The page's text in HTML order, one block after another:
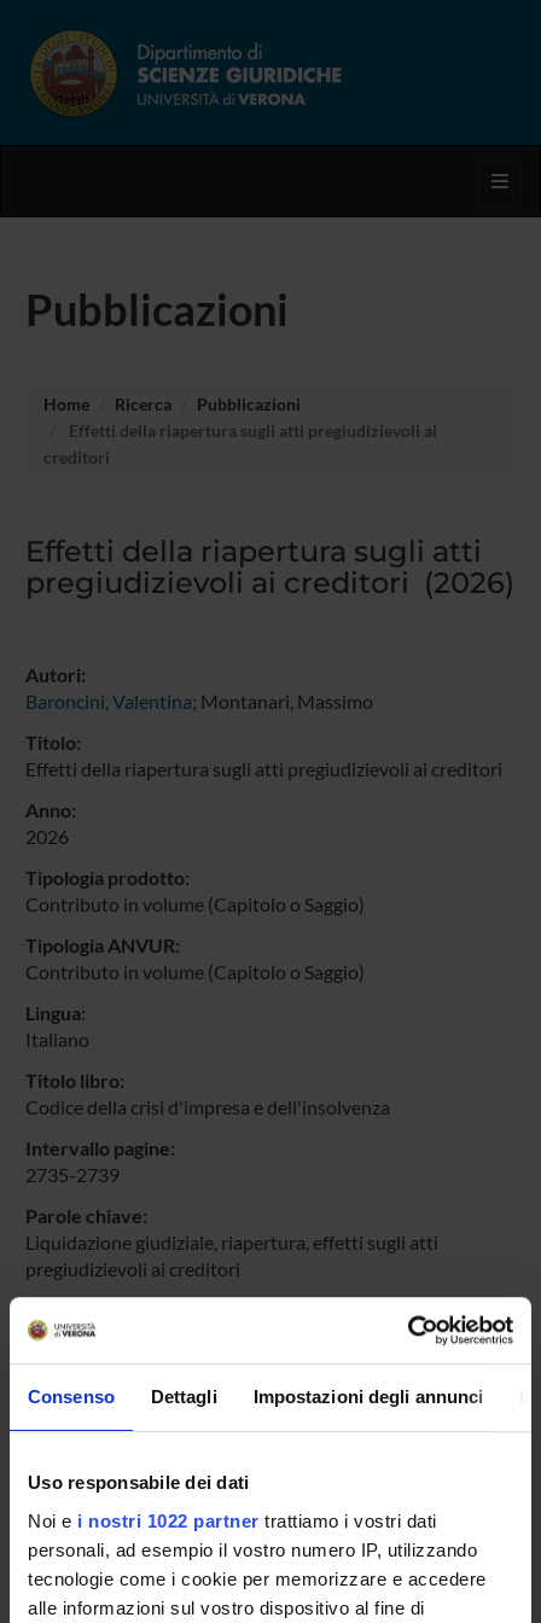
Consenso Dettagli Impostazioni degli annunci
Uso responsabile dei dati
Noi e i nostri 1022 partner trattiamo i vostri dati
personali, ad esempio il vostro numero IP, utilizzando
tecnologie come i cookie per memorizzare e accedere
alle informazioni sul vostro dispositivo al fine di
Pubblicazioni
Home Ricerca
Pubblicazioni
Effetti della riapertura sugli atti pregiudizievoli ai
creditori
Effetti della riapertura sugli atti
pregiudizievoli ai creditori (2026)
Autori:
Baroncini, Valentina; Montanari, Massimo
Titolo:
Effetti della riapertura sugli atti pregiudizievoli ai creditori
Anno:
2026
Tipologia prodotto:
Contributo in volume (Capitolo o Saggio)
Tipologia ANVUR:
Contributo in volume (Capitolo o Saggio)
Lingua:
Italiano
Titolo libro:
Codice della crisi d'impresa e dell'insolvenza
Intervallo pagine:
2735-2739
Parole chiave:
Liquidazione giudiziale, riapertura, effetti sugli atti
pregiudizievoli ai creditori
Il contributo esamina gli effetti prodotti dalla riapertura
della procedura di liquidazione giudiziale sugli atti
pregiudizievoli ai creditori
Id prodotto:
Handle IRIS:
11562/1193469
ultima modifica:
23 maggio 2026